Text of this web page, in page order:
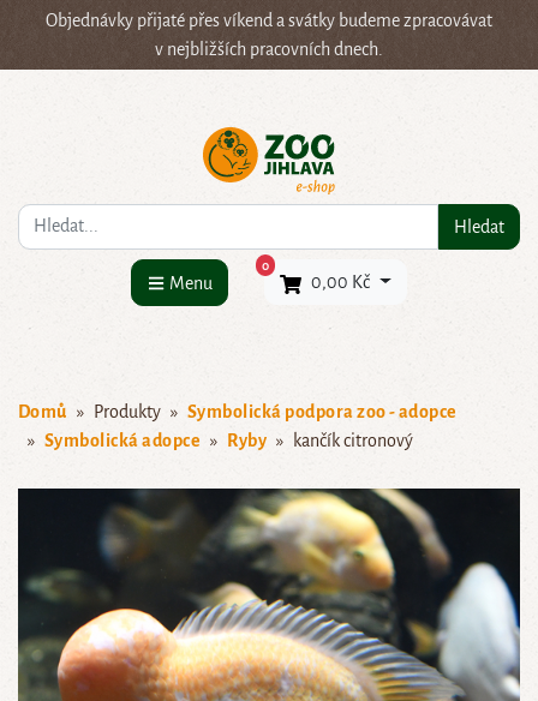
Objednávky přijaté přes víkend a svátky budeme zpracovávat
v nejbližších pracovních dnech.
Co hledáte? Hledat
Menu
0×
0,00 Kč
Domů Produkty
Symbolická podpora zoo - adopce
Symbolická adopce
Ryby kančík citronový